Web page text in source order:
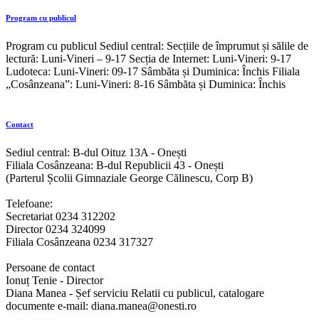
Program cu publicul
Program cu publicul Sediul central: Secțiile de împrumut și sălile de
lectură: Luni-Vineri – 9-17 Secția de Internet: Luni-Vineri: 9-17
Ludoteca: Luni-Vineri: 09-17 Sâmbăta și Duminica: Închis Filiala
„Cosânzeana”: Luni-Vineri: 8-16 Sâmbăta și Duminica: Închis
Contact
Sediul central: B-dul Oituz 13A - Onești
Filiala Cosânzeana: B-dul Republicii 43 - Onești
(Parterul Școlii Gimnaziale George Călinescu, Corp B)
Telefoane:
Secretariat 0234 312202
Director 0234 324099
Filiala Cosânzeana 0234 317327
Persoane de contact
Ionuț Tenie - Director
Diana Manea - Șef serviciu Relatii cu publicul, catalogare
documente e-mail: diana.manea@onesti.ro